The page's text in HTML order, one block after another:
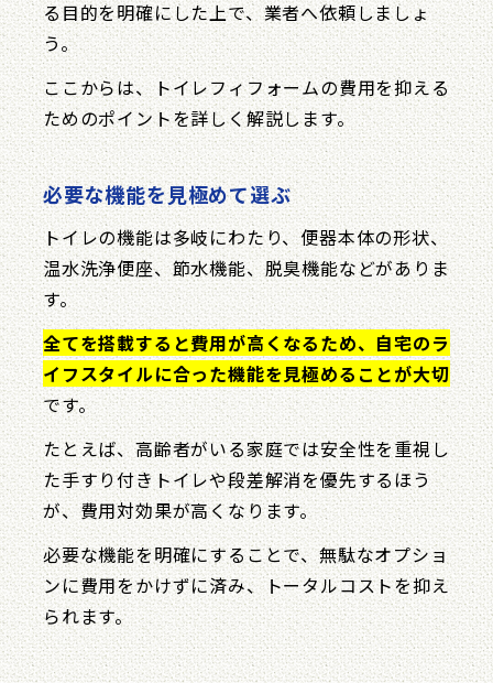
る目的を明確にした上で、業者へ依頼しましょ
う。
ここからは、トイレフィフォームの費用を抑える
ためのポイントを詳しく解説します。
必要な機能を見極めて選ぶ
トイレの機能は多岐にわたり、便器本体の形状、
温水洗浄便座、節水機能、脱臭機能などがありま
す。
全てを搭載すると費用が高くなるため、自宅のラ
イフスタイルに合った機能を見極めることが大切
です。
たとえば、高齢者がいる家庭では安全性を重視し
た手すり付きトイレや段差解消を優先するほう
が、費用対効果が高くなります。
必要な機能を明確にすることで、無駄なオプショ
ンに費用をかけずに済み、トータルコストを抑え
られます。